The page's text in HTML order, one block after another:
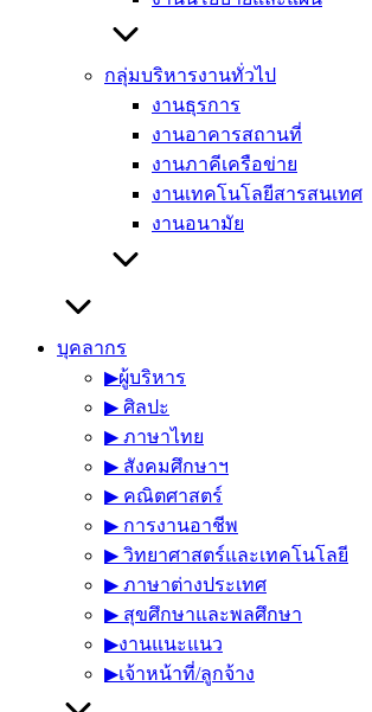
กลุ่มบริหารงานทั่วไป
งานธุรการ
งานอาคารสถานที่
งานภาคีเครือข่าย
งานเทคโนโลยีสารสนเทศ
งานอนามัย
บุคลากร
▶︎ผู้บริหาร
▶︎ ศิลปะ
▶︎ ภาษาไทย
▶︎ สังคมศึกษาฯ
▶︎ คณิตศาสตร์
▶︎ การงานอาชีพ
▶︎ วิทยาศาสตร์และเทคโนโลยี
▶︎ ภาษาต่างประเทศ
▶︎ สุขศึกษาและพลศึกษา
▶︎งานแนะแนว
▶︎เจ้าหน้าที่/ลูกจ้าง